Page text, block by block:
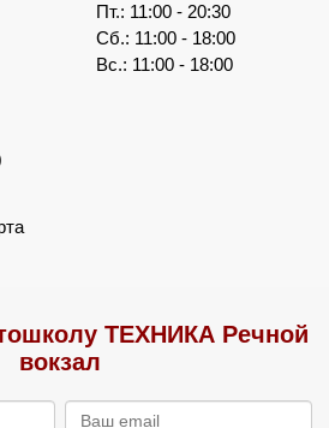
Пт.: 11:00 - 20:30
Сб.: 11:00 - 18:00
Вс.: 11:00 - 18:00
ТЕХНИКА Речной
вокзал